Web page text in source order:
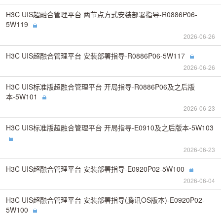
H3C UIS超融合管理平台 两节点方式安装部署指导-R0886P06-
5W119
2026-06-26
H3C UIS超融合管理平台 安装部署指导-R0886P06-5W117
2026-06-26
H3C UIS标准版超融合管理平台 开局指导-R0886P06及之后版
本-5W101
2026-06-23
H3C UIS标准版超融合管理平台 开局指导-E0910及之后版本-5W103
2026-06-23
H3C UIS超融合管理平台 安装部署指导-E0920P02-5W100
2026-06-04
H3C UIS超融合管理平台 安装部署指导(腾讯OS版本)-E0920P02-
5W100